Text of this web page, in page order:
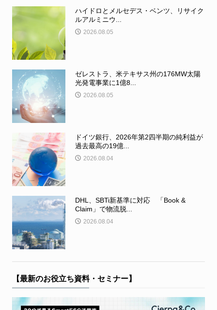
ハイドロとメルセデス・ベンツ、リサイク
ルアルミニウ...
2026.08.05
ゼレストラ、米テキサス州の176MW太陽
光発電事業に1億8...
2026.08.05
ドイツ銀行、2026年第2四半期の純利益が
過去最高の19億...
2026.08.04
DHL、SBTi新基準に対応 「Book &
Claim」で物流脱...
2026.08.04
【最新のお役立ち資料・セミナー】